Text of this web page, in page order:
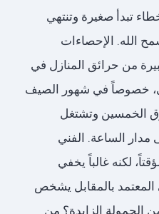
تبدأ صغيرة وتنتهي
الله. الإحصاءات
من حرائق المنازل في
خصوصاً في شهور الصيف
الخمسين وتشتغل
مدار الساعة. الفني
لكنه غالباً يخفي
المعتمد بالمقابل يشخص
الحمولة الزايدة؟ من